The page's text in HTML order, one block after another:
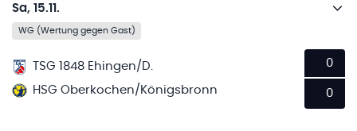
Sa, 15.11.
WG (Wertung gegen Gast)
TSG 1848 Ehingen/D.
HSG Oberkochen/Königsbronn
0
0